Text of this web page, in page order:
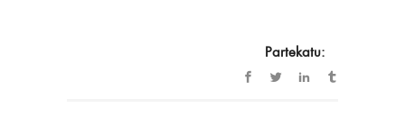
Partekatu: